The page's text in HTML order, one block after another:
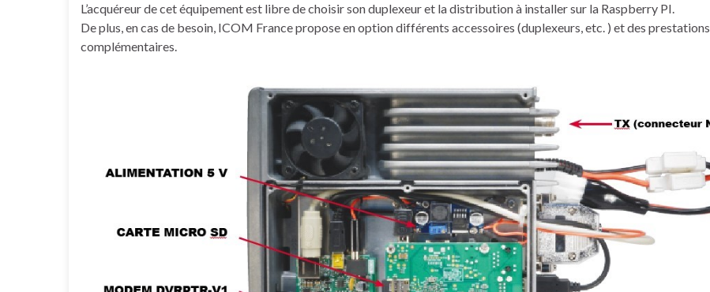
L’acquéreur de cet équipement est libre de choisir son duplexeur et la distribution à installer sur la Raspberry PI.
De plus, en cas de besoin, ICOM France propose en option différents accessoires (duplexeurs, etc. ) et des prestations
complémentaires.